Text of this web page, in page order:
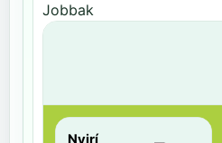
Jobbak
Nyirí